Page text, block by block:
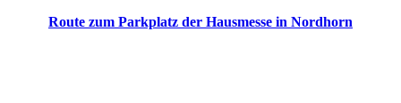
Route zum Parkplatz der Hausmesse in Nordhorn